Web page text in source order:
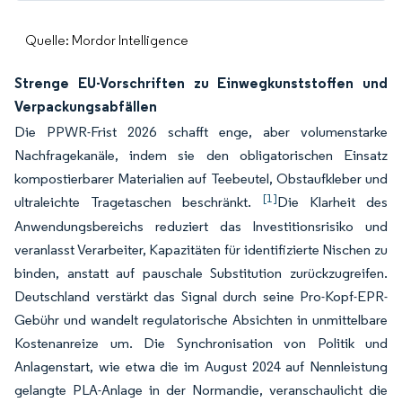
Quelle: Mordor Intelligence
Strenge EU-Vorschriften zu Einwegkunststoffen und
Verpackungsabfällen
Die PPWR-Frist 2026 schafft enge, aber volumenstarke
Nachfragekanäle, indem sie den obligatorischen Einsatz
kompostierbarer Materialien auf Teebeutel, Obstaufkleber und
ultraleichte Tragetaschen beschränkt. [1]Die Klarheit des
Anwendungsbereichs reduziert das Investitionsrisiko und
veranlasst Verarbeiter, Kapazitäten für identifizierte Nischen zu
binden, anstatt auf pauschale Substitution zurückzugreifen.
Deutschland verstärkt das Signal durch seine Pro-Kopf-EPR-
Gebühr und wandelt regulatorische Absichten in unmittelbare
Kostenanreize um. Die Synchronisation von Politik und
Anlagenstart, wie etwa die im August 2024 auf Nennleistung
gelangte PLA-Anlage in der Normandie, veranschaulicht die